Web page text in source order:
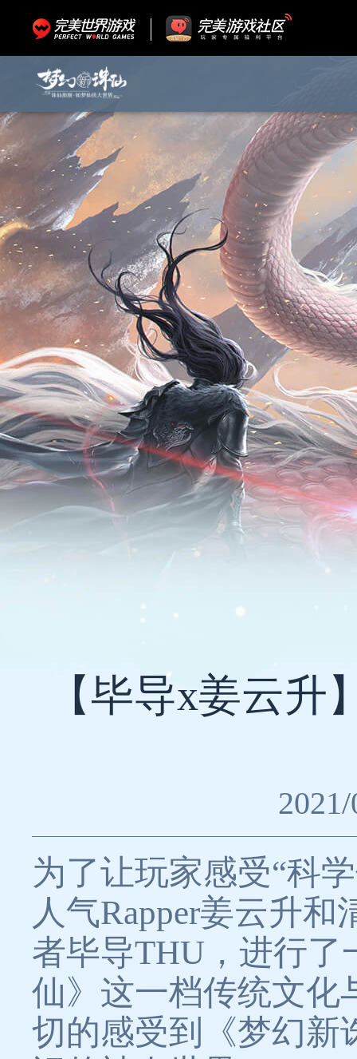
【毕导x姜云
为了让玩家感受“科
人气Rapper姜云升
者毕导THU，进行
仙》这一档传统文化
切的感受到《梦幻新